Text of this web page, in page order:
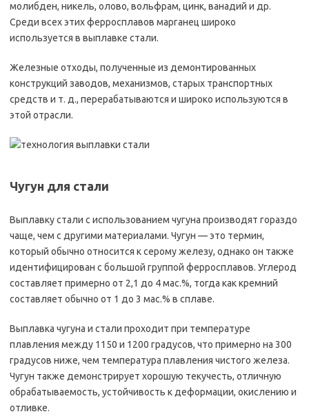
молибден, никель, олово, вольфрам, цинк, ванадий и др.
Среди всех этих ферросплавов марганец широко
используется в выплавке стали.
Железные отходы, полученные из демонтированных
конструкций заводов, механизмов, старых транспортных
средств и т. д., перерабатываются и широко используются в
этой отрасли.
Чугун для стали
Выплавку стали с использованием чугуна производят гораздо
чаще, чем с другими материалами. Чугун — это термин,
который обычно относится к серому железу, однако он также
идентифицирован с большой группой ферросплавов. Углерод
составляет примерно от 2,1 до 4 мас.%, тогда как кремний
составляет обычно от 1 до 3 мас.% в сплаве.
Выплавка чугуна и стали проходит при температуре
плавления между 1150 и 1200 градусов, что примерно на 300
градусов ниже, чем температура плавления чистого железа.
Чугун также демонстрирует хорошую текучесть, отличную
обрабатываемость, устойчивость к деформации, окислению и
отливке.